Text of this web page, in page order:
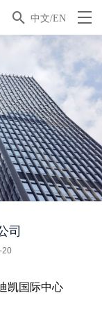
 中文/EN
司
20
凯国际中心